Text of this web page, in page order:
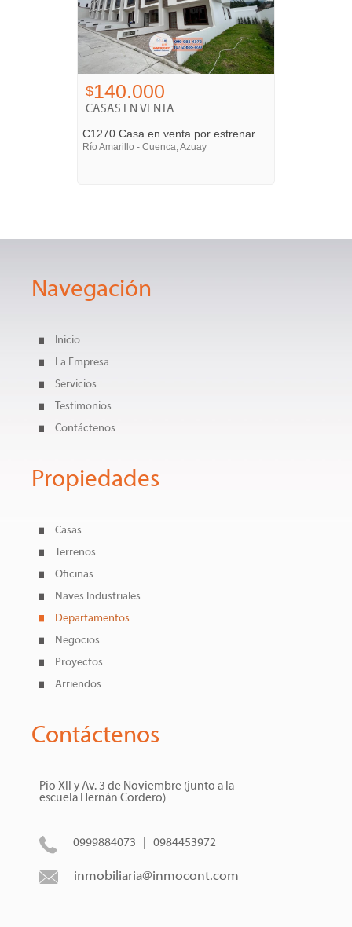
$140.000
CASAS EN VENTA
C1270 Casa en venta por estrenar
Río Amarillo - Cuenca, Azuay
Navegación
Inicio
La Empresa
Servicios
Testimonios
Contáctenos
Propiedades
Casas
Terrenos
Oficinas
Naves Industriales
Departamentos
Negocios
Proyectos
Arriendos
Contáctenos
Pio XII y Av. 3 de Noviembre (junto a la
escuela Hernán Cordero)
0999884073 | 0984453972
inmobiliaria@inmocont.com